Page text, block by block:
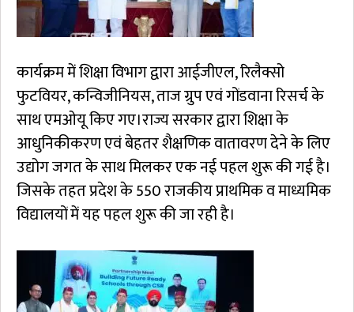
कार्यक्रम में शिक्षा विभाग द्वारा आईजीएल, रिलैक्सो
फुटवियर, कन्विजीनियस, ताज ग्रुप एवं गोंडवाना रिसर्च के
साथ एमओयू किए गए।राज्य सरकार द्वारा शिक्षा के
आधुनिकीकरण एवं बेहतर शैक्षणिक वातावरण देने के लिए
उद्योग जगत के साथ मिलकर एक नई पहल शुरू की गई है।
जिसके तहत प्रदेश के 550 राजकीय प्राथमिक व माध्यमिक
विद्यालयों में यह पहल शुरू की जा रही है।